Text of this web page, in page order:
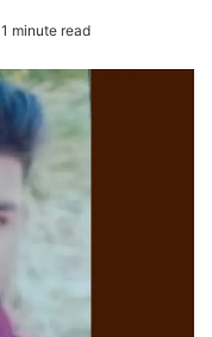
1 minute read